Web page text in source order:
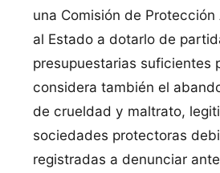
una Comisión de
al Estado a dotarlo de
presupuestarias suficientes
considera también el
de crueldad y maltrato,
sociedades protectoras
registradas a denunciar